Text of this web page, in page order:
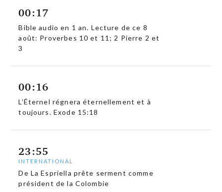
00:17
Bible audio en 1 an. Lecture de ce 8
août: Proverbes 10 et 11; 2 Pierre 2 et
3
00:16
L’Éternel régnera éternellement et à
toujours. Exode 15:18
23:55
INTERNATIONAL
De La Espriella prête serment comme
président de la Colombie